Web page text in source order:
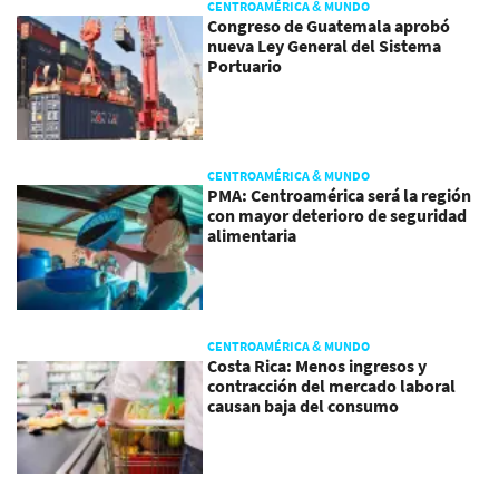
CENTROAMÉRICA & MUNDO
Congreso de Guatemala aprobó
nueva Ley General del Sistema
Portuario
CENTROAMÉRICA & MUNDO
PMA: Centroamérica será la región
con mayor deterioro de seguridad
alimentaria
CENTROAMÉRICA & MUNDO
Costa Rica: Menos ingresos y
contracción del mercado laboral
causan baja del consumo